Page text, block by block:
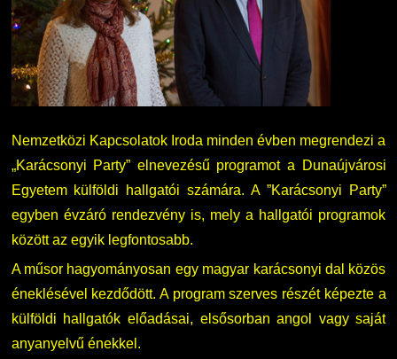
Nemzetközi Lehetőségek
Szolgáltatások
Fordítási Szolgáltatások
GY.I.K.
DUE Hallgatói laptop használati segédlet
Kerpely Antal Szakkollégium KASZK
Átjelentkezőknek
Kapcsolat
TDK/Tehetségnap
Online Studium
Képzési Életpályamodell
Atomerőművi Képzési Bázis
Nemzetközi Kapcsolatok Iroda minden évben megrendezi a
„Karácsonyi Party” elnevezésű programot a Dunaújvárosi
Egyetem külföldi hallgatói számára. A ”Karácsonyi Party”
egyben évzáró rendezvény is, mely a hallgatói programok
között az egyik legfontosabb.
A műsor hagyományosan egy magyar karácsonyi dal közös
éneklésével kezdődött. A program szerves részét képezte a
külföldi hallgatók előadásai, elsősorban angol vagy saját
anyanyelvű énekkel.